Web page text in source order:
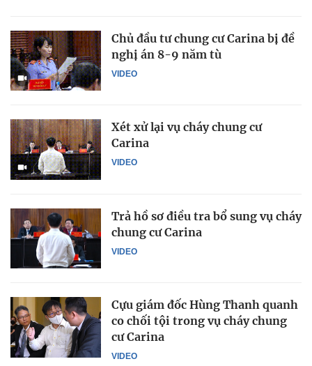
VIDEO
Chủ đầu tư chung cư Carina bị đề
nghị án 8-9 năm tù
VIDEO
Xét xử lại vụ cháy chung cư
Carina
VIDEO
Trả hồ sơ điều tra bổ sung vụ cháy
chung cư Carina
VIDEO
Cựu giám đốc Hùng Thanh quanh
co chối tội trong vụ cháy chung
cư Carina